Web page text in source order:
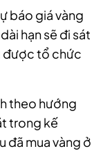
báo giá vàng
hạn sẽ đi sát
được tổ chức
theo hướng
trong kế
đã mua vàng ở